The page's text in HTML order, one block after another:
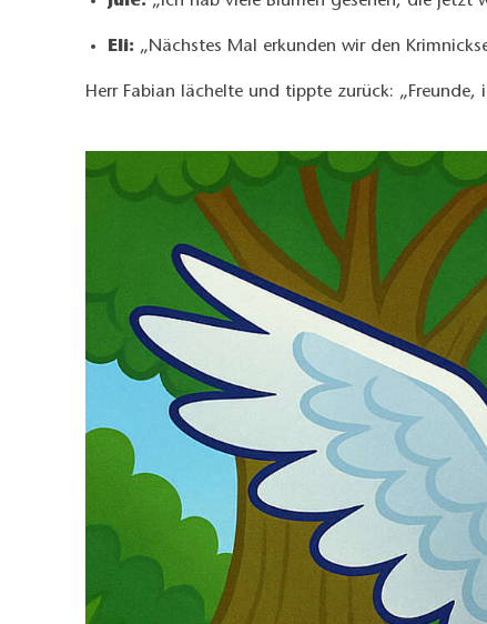
Eli: „Nächstes Mal erkunden wir den
Herr Fabian lächelte und tippte zurück: